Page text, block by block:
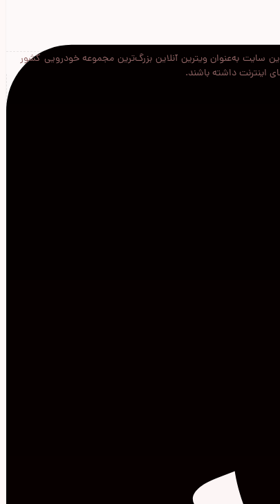
سایت به‌عنوان ویترین آنلاین بزرگ‌ترین مجموعه خودرویی کشور
اینترنت داشته باشند.